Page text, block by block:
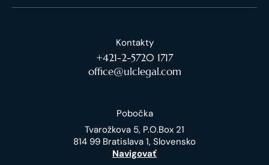
Kontakty
+421-2-5720 1717
office@ulclegal.com
Pobočka
Tvarožkova 5, P.O.Box 21
814 99 Bratislava 1, Slovensko
Navigovať